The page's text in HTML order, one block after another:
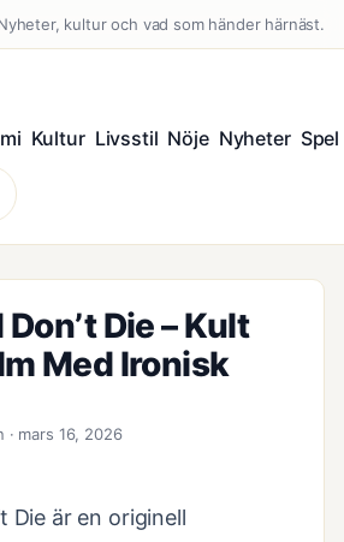
kultur och vad som händer härnäst.
Kultur Livsstil Nöje Nyheter Spel
Die – Kult
Med Ironisk
· mars 16, 2026
Die är en originell